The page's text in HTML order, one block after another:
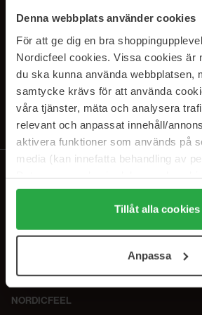
Denna webbplats använder cookies
För att ge dig en bra
Nordicfeel cookies. Vissa cookies är
du ska kunna använda webbplatsen,
samtycke krävs för att använda
våra tjänster, mäta och analysera
relevant och anpassat innehåll/
aktivera funktioner som används på
media (kan innefatta behandling av
Genom att trycka på "Tillåt alla
alla cookies, medan du under
användningen av cookies. Du kan när
samt vår Integritetspolicy.
Tillåt alla cookies
Anpassa
SUBSCRIBE TO OUR
NEWSLETTER
E-postadresse
Ved å abonnere godtar du vår
NORDICFEEL